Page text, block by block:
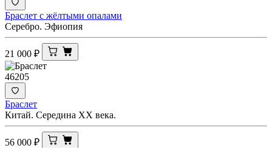
Браслет с жёлтыми опалами
Серебро. Эфиопия
21 000 ₽
46205
Браслет
Китай. Середина ХХ века.
56 000 ₽